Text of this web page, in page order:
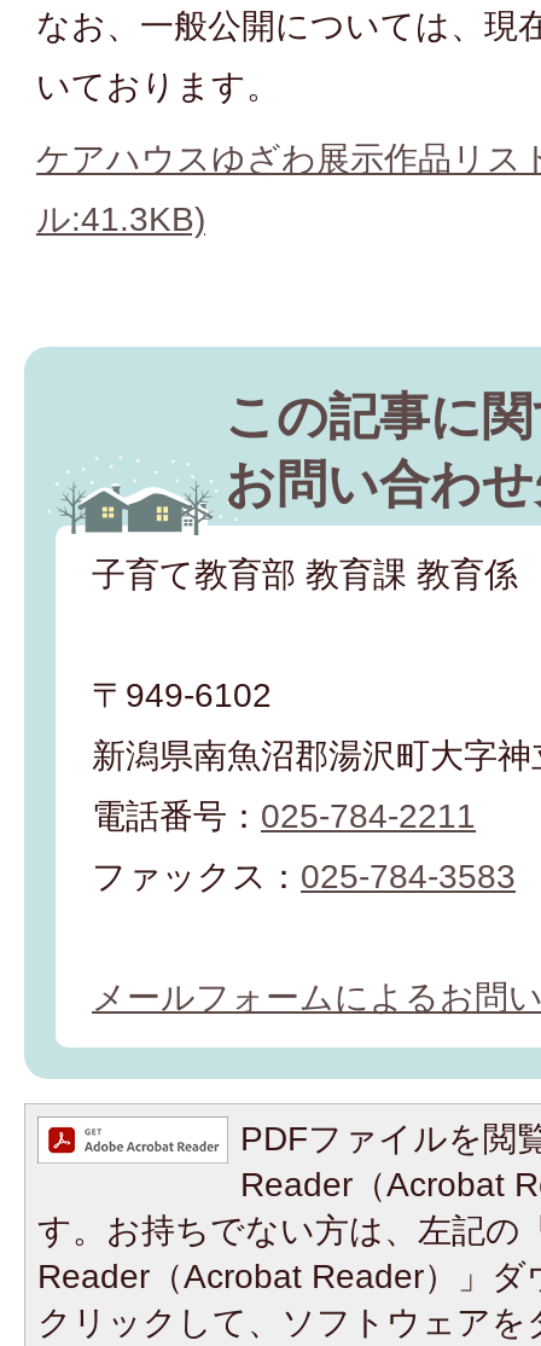
なお、一般公開については、現
いております。
ケアハウスゆざわ展示作品リス
ル:41.3KB)
この記事に
お問い合わ
子育て教育部 教育課 教育係
〒949-6102
新潟県南魚沼郡湯沢町大字
電話番号： 025-784-2211
ファックス： 025-784-3583
メールフォームによるお問
PDFファイルを閲
Reader（Acrobat
す。お持ちでない方は、左記の
Reader（Acrobat Reader）」
クリックして、ソフトウェア